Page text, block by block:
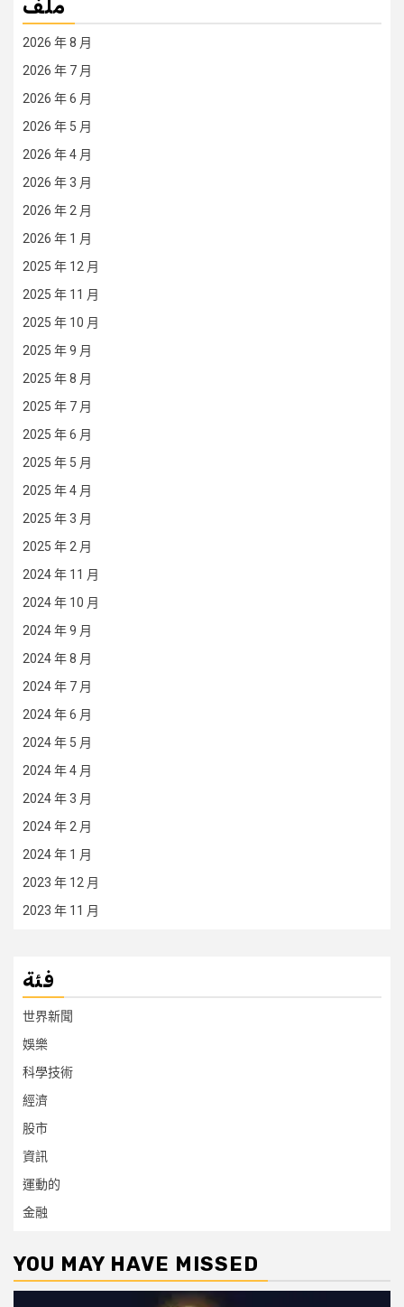
ملف
2026 年 8 月
2026 年 7 月
2026 年 6 月
2026 年 5 月
2026 年 4 月
2026 年 3 月
2026 年 2 月
2026 年 1 月
2025 年 12 月
2025 年 11 月
2025 年 10 月
2025 年 9 月
2025 年 8 月
2025 年 7 月
2025 年 6 月
2025 年 5 月
2025 年 4 月
2025 年 3 月
2025 年 2 月
2024 年 11 月
2024 年 10 月
2024 年 9 月
2024 年 8 月
2024 年 7 月
2024 年 6 月
2024 年 5 月
2024 年 4 月
2024 年 3 月
2024 年 2 月
2024 年 1 月
2023 年 12 月
2023 年 11 月
فئة
世界新聞
娛樂
科學技術
經濟
股市
資訊
運動的
金融
YOU MAY HAVE MISSED